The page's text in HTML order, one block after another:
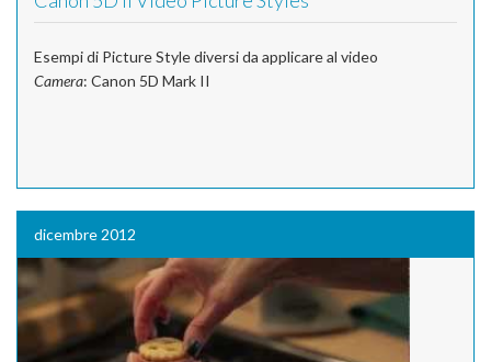
Esempi di Picture Style diversi da applicare al video
Camera: Canon 5D Mark II
dicembre 2012